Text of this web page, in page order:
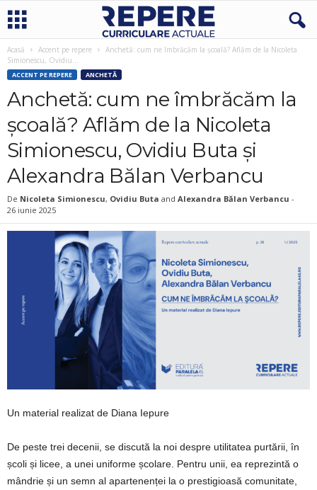
Acasă Accent pe repere
Anchetă: cum ne îmbrăcăm la școală? Aflăm de la Nicoleta
Simionescu, Ovidiu...
ACCENT PE REPERE ANCHETĂ
Anchetă: cum ne îmbrăcăm la
școală? Aflăm de la Nicoleta
Simionescu, Ovidiu Buta și
Alexandra Bălan Verbancu
De Nicoleta Simionescu, Ovidiu Buta and Alexandra Bălan Verbancu -
26 iunie 2025
Un material realizat de Diana Iepure
De peste trei decenii, se discută la noi despre utilitatea purtării, în
școli și licee, a unei uniforme școlare. Pentru unii, ea reprezintă o
mândrie și un semn al apartenenței la o prestigioasă comunitate,